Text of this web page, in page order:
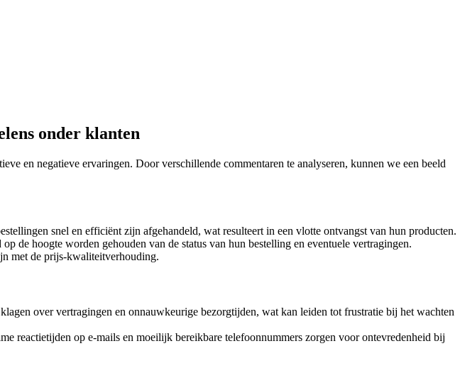
onder klanten
en negatieve ervaringen. Door verschillende commentaren te analyseren, kunnen we een beeld
snel en efficiënt zijn afgehandeld, wat resulteert in een vlotte ontvangst van hun producten.
de hoogte worden gehouden van de status van hun bestelling en eventuele vertragingen.
met de prijs-kwaliteitverhouding.
over vertragingen en onnauwkeurige bezorgtijden, wat kan leiden tot frustratie bij het wachten
reactietijden op e-mails en moeilijk bereikbare telefoonnummers zorgen voor ontevredenheid bij